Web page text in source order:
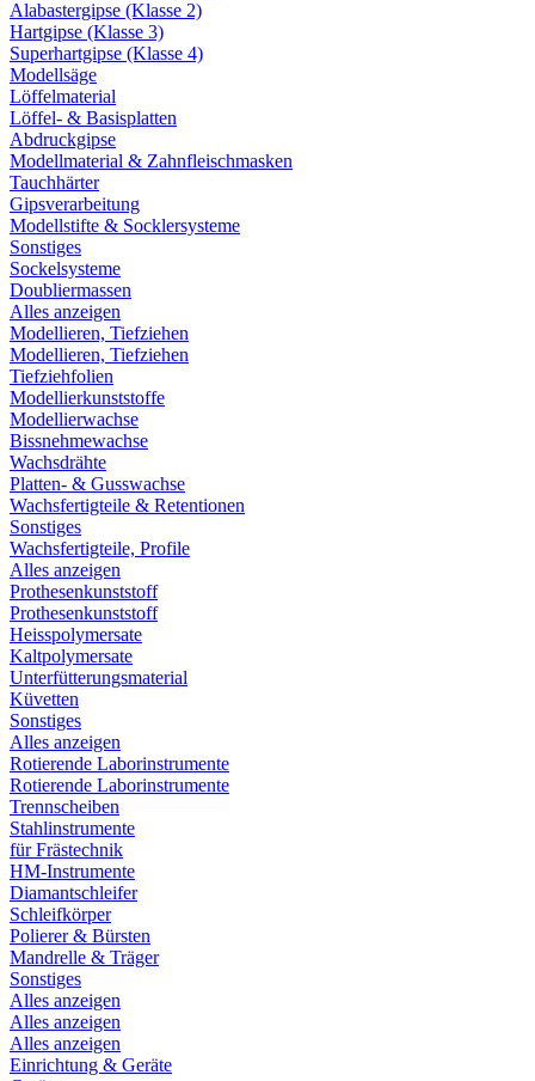
Alabastergipse (Klasse 2)
Hartgipse (Klasse 3)
Superhartgipse (Klasse 4)
Modellsäge
Löffelmaterial
Löffel- & Basisplatten
Abdruckgipse
Modellmaterial & Zahnfleischmasken
Tauchhärter
Gipsverarbeitung
Modellstifte & Socklersysteme
Sonstiges
Sockelsysteme
Doubliermassen
Alles anzeigen
Modellieren, Tiefziehen
Modellieren, Tiefziehen
Tiefziehfolien
Modellierkunststoffe
Modellierwachse
Bissnehmewachse
Wachsdrähte
Platten- & Gusswachse
Wachsfertigteile & Retentionen
Sonstiges
Wachsfertigteile, Profile
Alles anzeigen
Prothesenkunststoff
Prothesenkunststoff
Heisspolymersate
Kaltpolymersate
Unterfütterungsmaterial
Küvetten
Sonstiges
Alles anzeigen
Rotierende Laborinstrumente
Rotierende Laborinstrumente
Trennscheiben
Stahlinstrumente
für Frästechnik
HM-Instrumente
Diamantschleifer
Schleifkörper
Polierer & Bürsten
Mandrelle & Träger
Sonstiges
Alles anzeigen
Alles anzeigen
Alles anzeigen
Einrichtung & Geräte